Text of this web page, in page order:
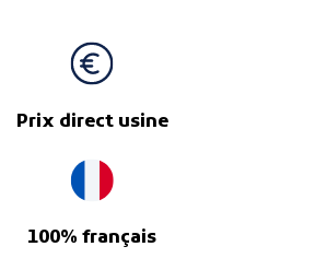
Prix direct usine
100% français